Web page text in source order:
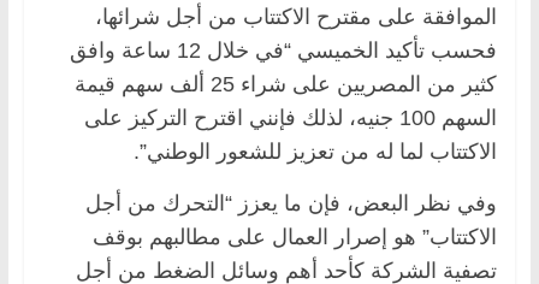
الموافقة على مقترح الاكتتاب من أجل شرائها،
فحسب تأكيد الخميسي “في خلال 12 ساعة وافق
كثير من المصريين على شراء 25 ألف سهم قيمة
السهم 100 جنيه، لذلك فإنني اقترح التركيز على
الاكتتاب لما له من تعزيز للشعور الوطني”.
وفي نظر البعض، فإن ما يعزز “التحرك من أجل
الاكتتاب” هو إصرار العمال على مطالبهم بوقف
تصفية الشركة كأحد أهم وسائل الضغط من أجل